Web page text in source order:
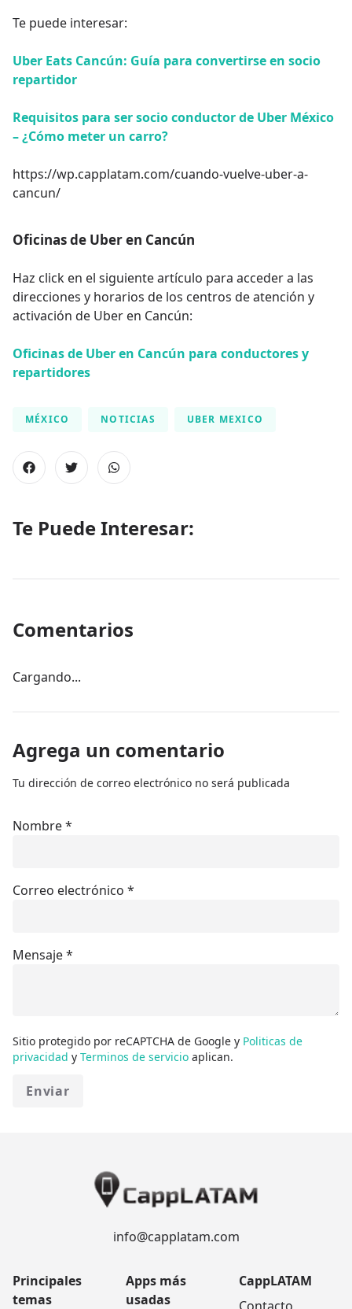
Te puede interesar:
Uber Eats Cancún: Guía para convertirse en socio
repartidor
Requisitos para ser socio conductor de Uber México
– ¿Cómo meter un carro?
https://wp.capplatam.com/cuando-vuelve-uber-a-
cancun/
Oficinas de Uber en Cancún
Haz click en el siguiente artículo para acceder a las
direcciones y horarios de los centros de atención y
activación de Uber en Cancún:
Oficinas de Uber en Cancún para conductores y
repartidores
MÉXICO NOTICIAS UBER MEXICO
Te Puede Interesar:
Comentarios
Cargando...
Agrega un comentario
Tu dirección de correo electrónico no será publicada
Nombre*
Correo electrónico *
Mensaje*
Sitio protegido por reCAPTCHA de Google y Politicas de
privacidad y Terminos de servicio aplican.
Enviar
info@capplatam.com
Principales
temas
Apps más
usadas
CappLATAM